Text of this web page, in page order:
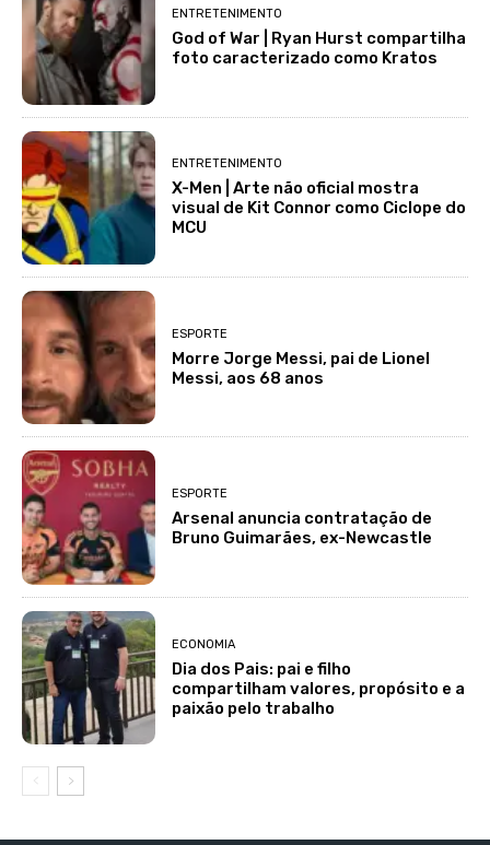
ENTRETENIMENTO
God of War | Ryan Hurst compartilha
foto caracterizado como Kratos
ENTRETENIMENTO
X-Men | Arte não oficial mostra
visual de Kit Connor como Ciclope do
MCU
ESPORTE
Morre Jorge Messi, pai de Lionel
Messi, aos 68 anos
ESPORTE
Arsenal anuncia contratação de
Bruno Guimarães, ex-Newcastle
ECONOMIA
Dia dos Pais: pai e filho
compartilham valores, propósito e a
paixão pelo trabalho